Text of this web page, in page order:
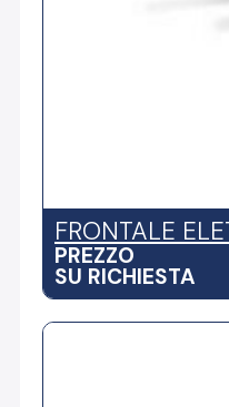
FRONTALE
PREZZO
SU RICHIESTA